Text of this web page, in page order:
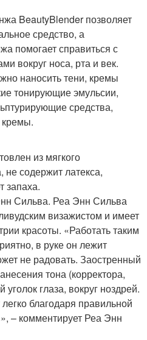
BeautyBlender позволяет
средство, а
помогает справиться с
вокруг носа, рта и век.
наносить тени, кремы
тонирующие эмульсии,
средства,
из мягкого
не содержит латекса,
запаха.
Сильва. Реа Энн Сильва
визажистом и имеет
красоты. «Работать таким
в руке он лежит
не радовать. Заостренный
тона (корректора,
глаза, вокруг ноздрей.
благодаря правильной
– комментирует Реа Энн